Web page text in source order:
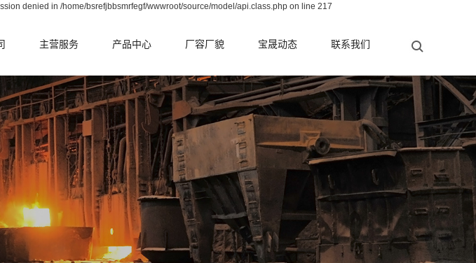
denied in /home/bsrefjbbsmrfegf/wwwroot/source/model/api.class.php on line 217
主营服务
电炉整体承包
转炉整体承包
钢包整体承包
中间包整体承包
鱼雷罐整体承包
铁水包整体承包
产品中心
转炉篇
电炉篇
钢包篇
中间包篇
冶金辅料篇
原料篇
转炉掷落式检测
厂容厂貌 宝晟动态
公司新闻
行业新闻
联系我们